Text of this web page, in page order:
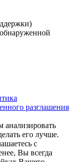
разглашения
анализировать
его лучше.
с
Вы всегда